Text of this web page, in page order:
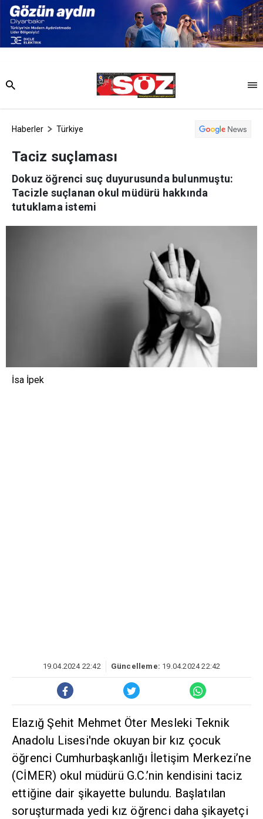
Haberler Türkiye
Taciz suçlaması
Dokuz öğrenci suç duyurusunda bulunmuştu:
Tacizle suçlanan okul müdürü hakkında
tutuklama istemi
İsa İpek
19.04.2024 22:42 Güncelleme: 19.04.2024 22:42
Elazığ Şehit Mehmet Öter Mesleki Teknik
Anadolu Lisesi'nde okuyan bir kız çocuk
öğrenci Cumhurbaşkanlığı İletişim Merkezi’ne
(CİMER) okul müdürü G.C.’nin kendisini taciz
ettiğine dair şikayette bulundu. Başlatılan
soruşturmada yedi kız öğrenci daha şikayetçi